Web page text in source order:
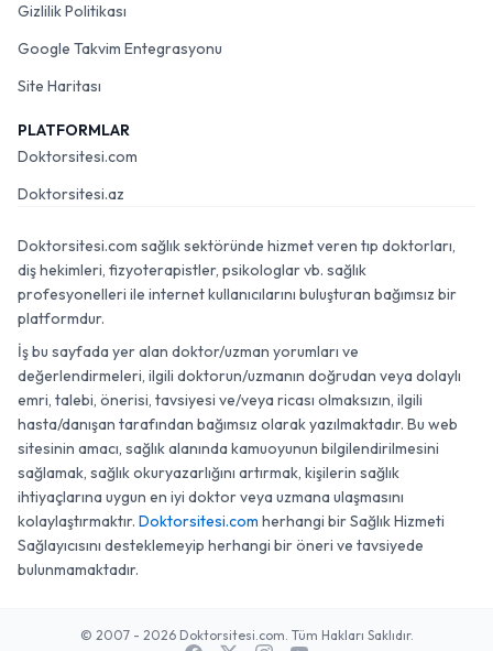
Gizlilik Politikası
Google Takvim Entegrasyonu
Site Haritası
PLATFORMLAR
Doktorsitesi.com
Doktorsitesi.az
Doktorsitesi.com sağlık sektöründe hizmet veren tıp doktorları,
diş hekimleri, fizyoterapistler, psikologlar vb. sağlık
profesyonelleri ile internet kullanıcılarını buluşturan bağımsız bir
platformdur.
İş bu sayfada yer alan doktor/uzman yorumları ve
değerlendirmeleri, ilgili doktorun/uzmanın doğrudan veya dolaylı
emri, talebi, önerisi, tavsiyesi ve/veya ricası olmaksızın, ilgili
hasta/danışan tarafından bağımsız olarak yazılmaktadır. Bu web
sitesinin amacı, sağlık alanında kamuoyunun bilgilendirilmesini
sağlamak, sağlık okuryazarlığını artırmak, kişilerin sağlık
ihtiyaçlarına uygun en iyi doktor veya uzmana ulaşmasını
kolaylaştırmaktır. Doktorsitesi.com herhangi bir Sağlık Hizmeti
Sağlayıcısını desteklemeyip herhangi bir öneri ve tavsiyede
bulunmamaktadır.
© 2007 - 2026 Doktorsitesi.com. Tüm Hakları Saklıdır.